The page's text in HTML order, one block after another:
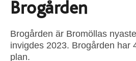
Brogården
Brogården är Bromöllas
invigdes 2023. Brogården har
plan.